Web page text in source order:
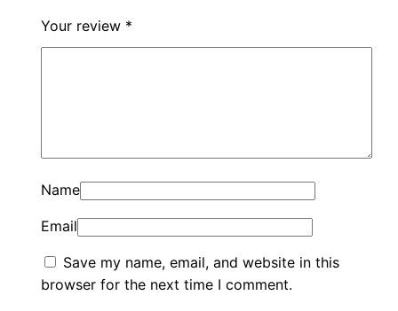
Your review *
Name
Email
Save my name, email, and website in this
browser for the next time I comment.